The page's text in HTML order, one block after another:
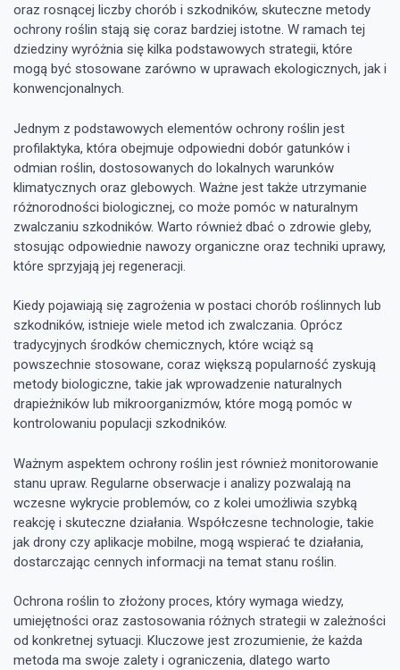
oraz rosnącej liczby chorób i szkodników, skuteczne metody
ochrony roślin stają się coraz bardziej istotne. W ramach tej
dziedziny wyróżnia się kilka podstawowych strategii, które
mogą być stosowane zarówno w uprawach ekologicznych, jak i
konwencjonalnych.
Jednym z podstawowych elementów ochrony roślin jest
profilaktyka, która obejmuje odpowiedni dobór gatunków i
odmian roślin, dostosowanych do lokalnych warunków
klimatycznych oraz glebowych. Ważne jest także utrzymanie
różnorodności biologicznej, co może pomóc w naturalnym
zwalczaniu szkodników. Warto również dbać o zdrowie gleby,
stosując odpowiednie nawozy organiczne oraz techniki uprawy,
które sprzyjają jej regeneracji.
Kiedy pojawiają się zagrożenia w postaci chorób roślinnych lub
szkodników, istnieje wiele metod ich zwalczania. Oprócz
tradycyjnych środków chemicznych, które wciąż są
powszechnie stosowane, coraz większą popularność zyskują
metody biologiczne, takie jak wprowadzenie naturalnych
drapieżników lub mikroorganizmów, które mogą pomóc w
kontrolowaniu populacji szkodników.
Ważnym aspektem ochrony roślin jest również monitorowanie
stanu upraw. Regularne obserwacje i analizy pozwalają na
wczesne wykrycie problemów, co z kolei umożliwia szybką
reakcję i skuteczne działania. Współczesne technologie, takie
jak drony czy aplikacje mobilne, mogą wspierać te działania,
dostarczając cennych informacji na temat stanu roślin.
Ochrona roślin to złożony proces, który wymaga wiedzy,
umiejętności oraz zastosowania różnych strategii w zależności
od konkretnej sytuacji. Kluczowe jest zrozumienie, że każda
metoda ma swoje zalety i ograniczenia, dlatego warto